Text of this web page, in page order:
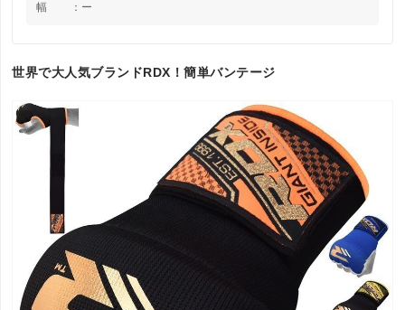
幅 ：ー
世界で大人気ブランドRDX！簡単バンテージ